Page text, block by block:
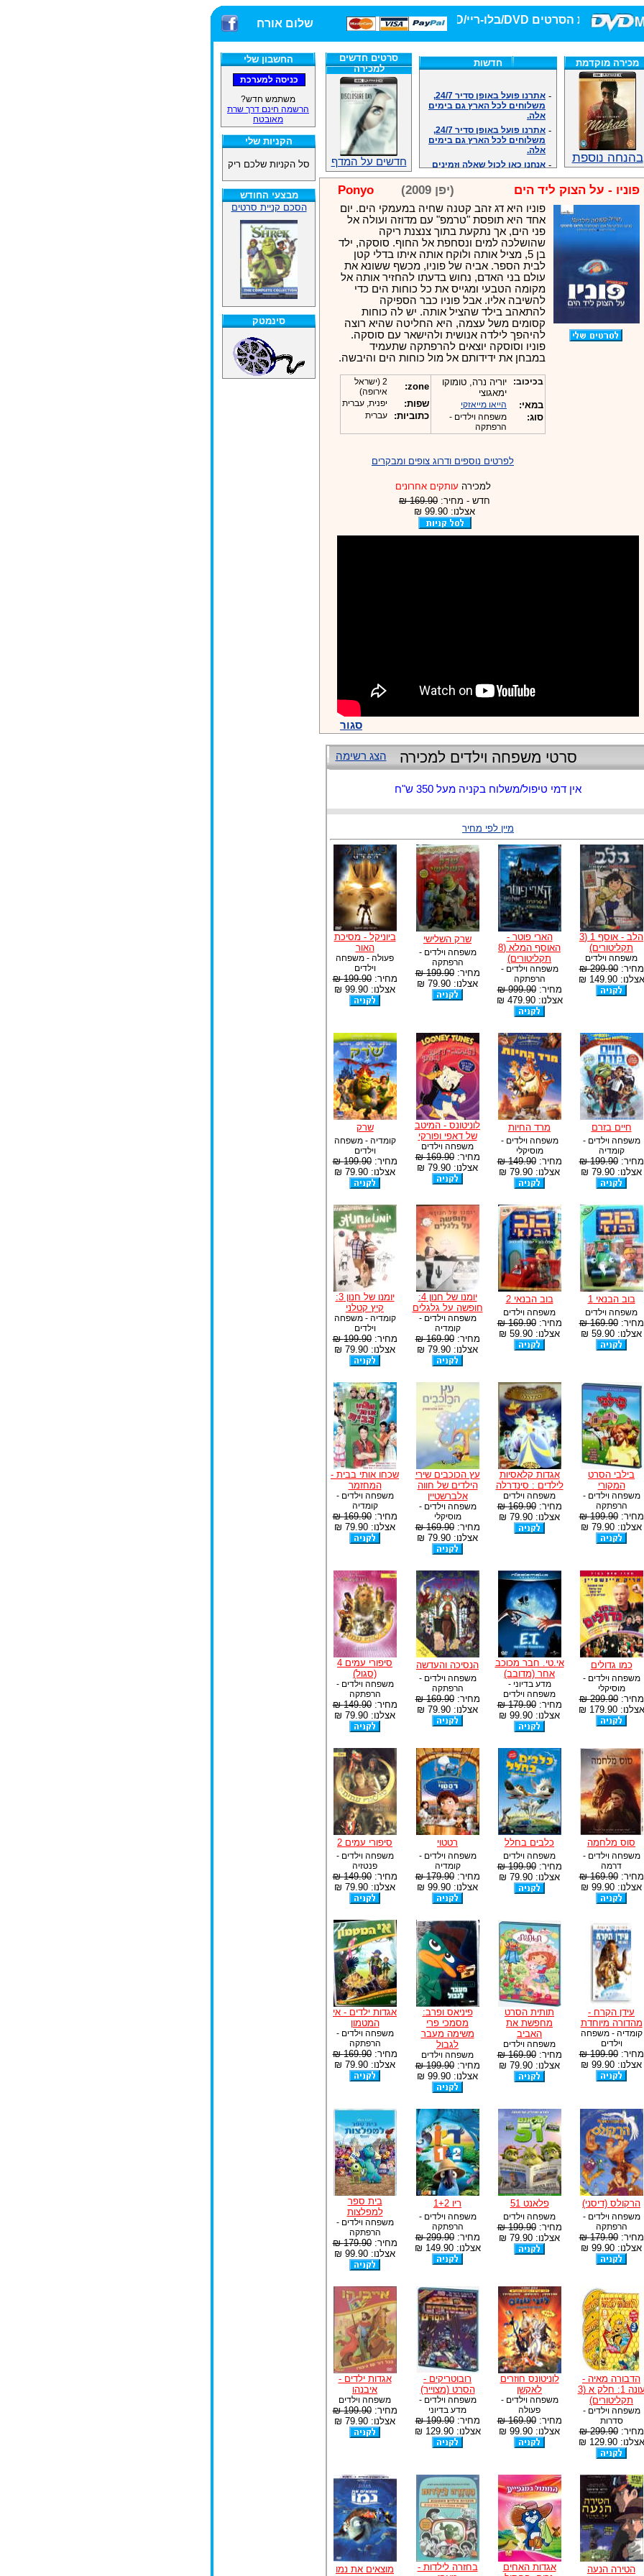
חנות הסרטים DVD/בלו-ריי/3D הגדולה ביותר! שלום אורח
החשבון שלי
משתמש חדש?
הרשמה חינם דרך שרת
מאובטח
הקניות שלי
סל הקניות שלכם ריק
מבצעי החודש
הסכם קניית סרטים
סינמטק
מכירה מוקדמת
בהנחה נוספת
חדשות
משלוחים לכל הארץ גם בימים
אלה.
משלוחים לכל הארץ גם בימים
אלה.
אנחנו כאן לכול שאלה וזמינים
במענה הטלפוני שלנו.ובמייל
-מענה טלפוני: 09-7652392
זמינים במייל ובטלפון. האתר
לרשותכם פעיל 24/7
צוות דיוידי מאסטר ישיר.
אנחנו כאן לכול שאלה וזמינים
במענה הטלפוני שלנו.ובמייל
.האתר לרשותכם 24/7
מענה טלפוני: 09-7652392
צוות דיוידי מאסטר ישיר.
סרטים חדשים
למכירה
חדשים על המדף
פוניו - על הצוק ליד הים (יפן 2009) Ponyo
פוניו היא דג זהב קטנה שחיה במעמקי הים. יום
אחד היא תופסת "טרמפ" עם מדוזה ועולה אל
פני הים, אך נתקעת בתוך צנצנת ריקה
שהושלכה למים ונסחפת אל החוף. סוסקה, ילד
בן 5, מציל אותה ולוקח אותה איתו בדלי קטן
לבית הספר. אביה של פוניו, מכשף ששונא את
עולם בני האדם, נחוש בדעתו להחזיר אותה אל
מקומה הטבעי ומגייס את כל כוחות הים כדי
להשיבה אליו. אבל פוניו כבר הספיקה
להתאהב בילד שהציל אותה. יש לה כוחות
קסומים משל עצמה, היא החליטה שהיא רוצה
להיהפך לילדה אנושית ולהישאר עם סוסקה.
פוניו וסוסקה יוצאים להרפתקה שתעמיד
במבחן את ידידותם אל מול כוחות הים והיבשה.
בכיכוב:
יוריה נרה, טומוקו
ימאגוצי
במאי:
הייאו מייאזקי
סוג:
משפחה וילדים -
הרפתקה
zone:
2 (ישראל
אירופה)
שפות: יפנית, עברית
כתוביות: עברית
לפרטים נוספים ודרוג צופים ומבקרים
למכירה עותקים אחרונים
חדש - מחיר: 169.90 ₪
אצלנו: 99.90 ₪
סגור
הצג רשימה סרטי משפחה וילדים למכירה
אין דמי טיפול/משלוח בקניה מעל 350 ש"ח
מיין לפי מחיר
הלב - אוסף 1 (3
תקליטורים)
משפחה וילדים
מחיר:299.90 ₪
אצלנו: 149.90 ₪
הארי פוטר -
האוסף המלא (8
תקליטורים)
משפחה וילדים -
הרפתקה
מחיר:999.90 ₪
אצלנו: 479.90 ₪
שרק השלישי
משפחה וילדים -
הרפתקה
מחיר:199.90 ₪
אצלנו: 79.90 ₪
ביוניקל - מסיכת
האור
פעולה - משפחה
וילדים
מחיר:199.90 ₪
אצלנו: 99.90 ₪
חיים בזרם
משפחה וילדים -
קומדיה
מחיר:199.90 ₪
אצלנו: 79.90 ₪
מרד החיות
משפחה וילדים -
מוסיקלי
מחיר:149.90 ₪
אצלנו: 79.90 ₪
לוניטונס - המיטב
של דאפי ופורקי
משפחה וילדים
מחיר:169.90 ₪
אצלנו: 79.90 ₪
שרק
קומדיה - משפחה
וילדים
מחיר:199.90 ₪
אצלנו: 79.90 ₪
בוב הבנאי 1
משפחה וילדים
מחיר:169.90 ₪
אצלנו: 59.90 ₪
בוב הבנאי 2
משפחה וילדים
מחיר:169.90 ₪
אצלנו: 59.90 ₪
יומנו של חנון 4:
חופשה על גלגלים
משפחה וילדים -
קומדיה
מחיר:169.90 ₪
אצלנו: 79.90 ₪
יומנו של חנון 3:
קיץ קטלני
קומדיה - משפחה
וילדים
מחיר:199.90 ₪
אצלנו: 79.90 ₪
בילבי הסרט
המקורי
משפחה וילדים -
הרפתקה
מחיר:199.90 ₪
אצלנו: 79.90 ₪
אגדות קלאסיות
לילדים : סינדרלה
משפחה וילדים
מחיר:169.90 ₪
אצלנו: 79.90 ₪
עץ הכוכבים שירי
הילדים של חווה
אלברשטיין
משפחה וילדים -
מוסיקלי
מחיר:169.90 ₪
אצלנו: 79.90 ₪
שכחו אותי בבית -
המחזמר
משפחה וילדים -
קומדיה
מחיר:169.90 ₪
אצלנו: 79.90 ₪
כמו גדולים
משפחה וילדים -
מוסיקלי
מחיר:299.90 ₪
אצלנו: 179.90 ₪
אי.טי. חבר מכוכב
אחר (מדובב)
מדע בדיוני -
משפחה וילדים
מחיר:179.90 ₪
אצלנו: 99.90 ₪
הנסיכה והעדשה
משפחה וילדים -
הרפתקה
מחיר:169.90 ₪
אצלנו: 79.90 ₪
סיפורי עמים 4
(סגול)
משפחה וילדים -
הרפתקה
מחיר:149.90 ₪
אצלנו: 79.90 ₪
סוס מלחמה
משפחה וילדים -
דרמה
מחיר:169.90 ₪
אצלנו: 99.90 ₪
כלבים בחלל
משפחה וילדים
מחיר:199.90 ₪
אצלנו: 79.90 ₪
רטטוי
משפחה וילדים -
קומדיה
מחיר:179.90 ₪
אצלנו: 99.90 ₪
סיפורי עמים 2
משפחה וילדים -
פנטזיה
מחיר:149.90 ₪
אצלנו: 79.90 ₪
עידן הקרח -
מהדורה מיוחדת
קומדיה - משפחה
וילדים
מחיר:199.90 ₪
אצלנו: 99.90 ₪
תותית הסרט
מחפשת את
האביב
משפחה וילדים
מחיר:169.90 ₪
אצלנו: 79.90 ₪
פיניאס ופרב:
מסמכי פרי
משימה מעבר
לגבול
משפחה וילדים
מחיר:199.90 ₪
אצלנו: 99.90 ₪
אגדות ילדים - אי
המטמון
משפחה וילדים -
הרפתקה
מחיר:169.90 ₪
אצלנו: 79.90 ₪
הרקולס (דיסני)
משפחה וילדים -
הרפתקה
מחיר:179.90 ₪
אצלנו: 99.90 ₪
פלאנט 51
משפחה וילדים
מחיר:199.90 ₪
אצלנו: 79.90 ₪
ריו 1+2
משפחה וילדים -
הרפתקה
מחיר:299.90 ₪
אצלנו: 149.90 ₪
בית ספר
למפלצות
משפחה וילדים -
הרפתקה
מחיר:179.90 ₪
אצלנו: 99.90 ₪
הדבורה מאיה -
עונה 1: חלק א (3
תקליטורים)
משפחה וילדים -
סדרות
מחיר:299.90 ₪
אצלנו: 129.90 ₪
לוניטונס חוזרים
לאקשן
משפחה וילדים -
פעולה
מחיר:169.90 ₪
אצלנו: 99.90 ₪
רובוטריקים -
הסרט (מצוייר)
משפחה וילדים -
מדע בדיוני
מחיר:199.90 ₪
אצלנו: 129.90 ₪
אגדות ילדים -
איבנהו
משפחה וילדים
מחיר:199.90 ₪
אצלנו: 79.90 ₪
הטירה הנעה
אגדות האחים
בחזרה לילדות -
מוצאים את נמו